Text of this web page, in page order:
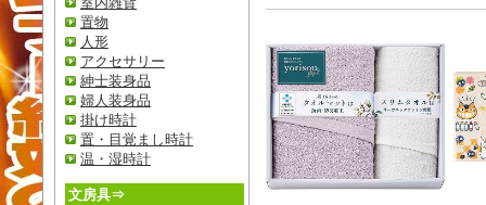
置物
人形
アクセサリー
紳士装身品
婦人装身品
掛け時計
置・目覚まし時計
温・湿時計
文房具⇒